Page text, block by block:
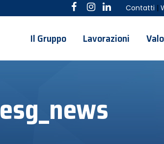
Contatti |
Il Gruppo Lavorazioni
esg_news